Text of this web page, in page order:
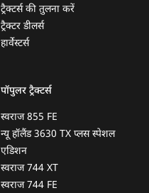
ट्रैक्टर्स की तुलना करें
ट्रैक्टर डीलर्स
हार्वेस्टर्स
पॉपुलर ट्रैक्टर्स
स्वराज 855 FE
न्यू हॉलैंड 3630 TX प्लस स्पेशल
एडिशन
स्वराज 744 XT
स्वराज 744 FE